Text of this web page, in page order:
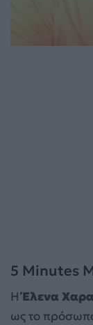
5 Minutes
ΗΈλενα
ως το